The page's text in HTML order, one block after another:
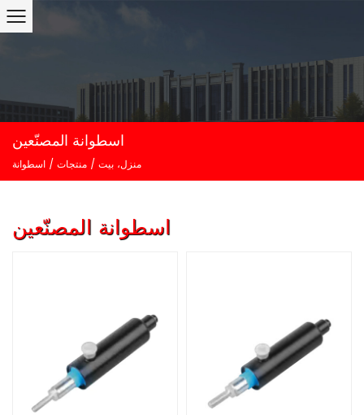
اسطوانة المصنّعين
منزل، بيت / منتجات / اسطوانة
اسطوانة المصنّعين